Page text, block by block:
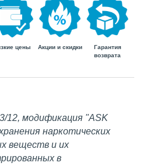
цены Акции и скидки
Гарантия
возврата
модификация "ASK
наркотических
веществ и их
в